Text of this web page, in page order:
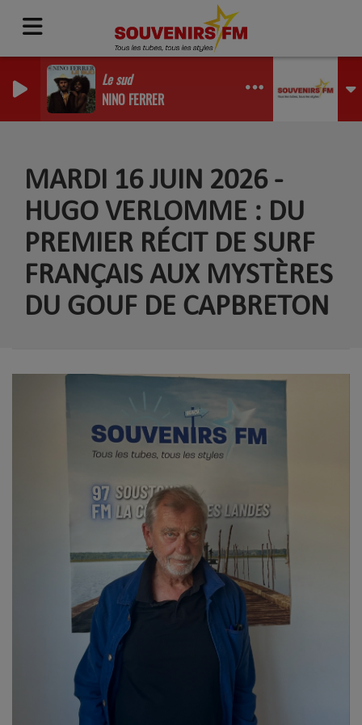
Le sud
NINO FERRER
MARDI 16 JUIN 2026 -
HUGO VERLOMME : DU
PREMIER RÉCIT DE SURF
FRANÇAIS AUX MYSTÈRES
DU GOUF DE CAPBRETON